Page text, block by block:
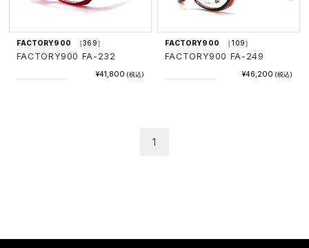
FACTORY900 ［369］
FACTORY900 FA-232
¥41,800 (税込)
FACTORY900 ［109］
FACTORY900 FA-249
¥46,200 (税込)
1